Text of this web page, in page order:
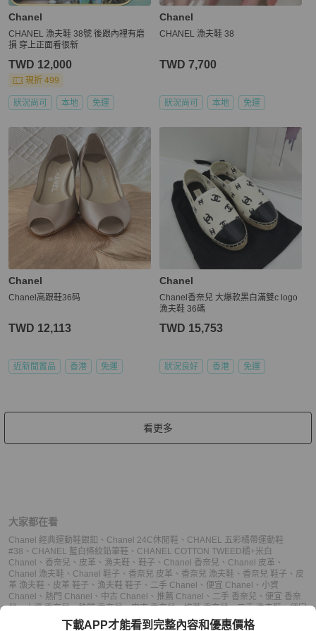
Chanel
CHANEL 漁夫鞋 38號 後跟內裡有磨
損 穿上正面看很新
TWD 12,000
現折 499
狀況尚可 本地 免運
Chanel
CHANEL 漁夫鞋 38
TWD 7,700
狀況尚可 本地 免運
Chanel
Chanel高跟鞋36码
TWD 12,113
近新閒置品 香港 免運
Chanel
Chanel香奈兒 大爆款黑白滿雙c logo
漁夫鞋 36碼
TWD 15,753
狀況良好 香港 免運
看更多
大家都在看
Chanel 經典運動鞋銀釦 、 Chanel 24C休閒鞋 、 CHANEL 五彩橘帶運動鞋
#38 、 CHANEL 藍白條紋鉛筆鞋 、 CHANEL COTTON TWEED橘+米白
Chanel 、 香奈兒 、 皮革 、 漁夫鞋 、 鞋子 、 Chanel 香奈兒 、 Chanel 皮革 、
Chanel 漁夫鞋 、 Chanel 鞋子 、 香奈兒 皮革 、 香奈兒 漁夫鞋 、 香奈兒 鞋子 、 皮
革 漁夫鞋 、 皮革 鞋子 、 漁夫鞋 鞋子 、 二手 Chanel 、 便宜 Chanel 、 小資
Chanel 、 熱門 Chanel 、 中古 Chanel 、 推薦 Chanel 、 二手 香奈兒 、 便宜 香奈
兒、小資 香奈兒、熱門 香奈兒、中古 香奈兒、推薦 香奈兒、二手 漁夫鞋、便宜
小資 漁夫鞋 、熱門 漁夫鞋、中古 漁夫鞋、推薦 漁夫鞋 、
下載APP才能看到完整內容和優惠價格